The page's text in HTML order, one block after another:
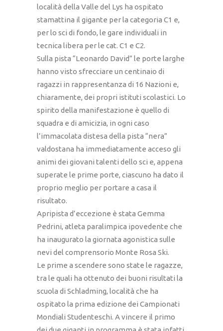
località della Valle del Lys ha ospitato
stamattina il gigante per la categoria C1 e,
per lo sci di fondo, le gare individuali in
tecnica libera per le cat. C1 e C2.
Sulla pista “Leonardo David” le porte larghe
hanno visto sfrecciare un centinaio di
ragazzi in rappresentanza di 16 Nazioni e,
chiaramente, dei propri istituti scolastici. Lo
spirito della manifestazione è quello di
squadra e di amicizia, in ogni caso
l’immacolata distesa della pista “nera”
valdostana ha immediatamente acceso gli
animi dei giovani talenti dello sci e, appena
superate le prime porte, ciascuno ha dato il
proprio meglio per portare a casa il
risultato.
Apripista d’eccezione è stata Gemma
Pedrini, atleta paralimpica ipovedente che
ha inaugurato la giornata agonistica sulle
nevi del comprensorio Monte Rosa Ski.
Le prime a scendere sono state le ragazze,
tra le quali ha ottenuto dei buoni risultati la
scuola di Schladming, località che ha
ospitato la prima edizione dei Campionati
Mondiali Studenteschi. A vincere il primo